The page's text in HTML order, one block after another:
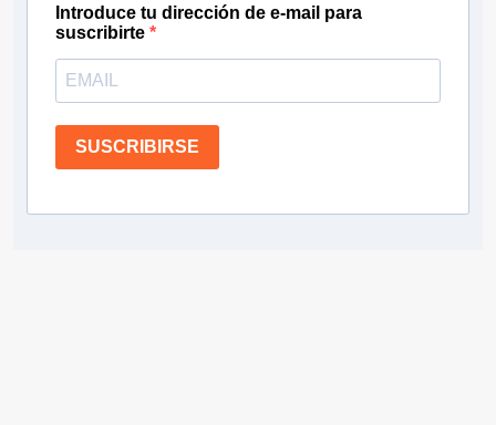
Introduce tu dirección de e-mail para
suscribirte
SUSCRIBIRSE